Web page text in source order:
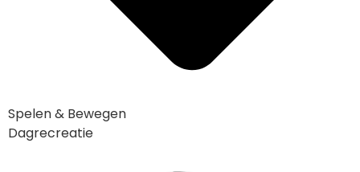
Spelen & Bewegen
Dagrecreatie